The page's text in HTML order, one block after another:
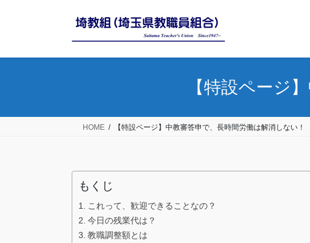
【特設ページ
HOME 【特設ページ】中教審答申で、長時間労働は解消しない！
もくじ
これって、歓迎できることなの？
今日の残業代は？
教職調整額とは